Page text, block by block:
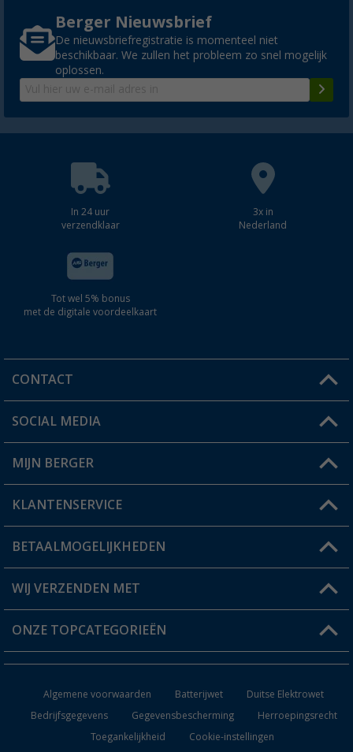
Berger Nieuwsbrief
De nieuwsbriefregistratie is momenteel niet
beschikbaar. We zullen het probleem zo snel mogelijk
oplossen.
In 24 uur
verzendklaar
3x in
Nederland
Tot wel 5% bonus
met de digitale voordeelkaart
CONTACT
Een vraag?
Winkel vinden
SOCIAL MEDIA
MIJN BERGER
Mijn account
Status bestelling
Verlanglijstje
KLANTENSERVICE
FAQ & Contact
Verzendinformatie
Catalogus
BETAALMOGELIJKHEDEN
WIJ VERZENDEN MET
ONZE TOPCATEGORIEËN
Campingmeubilair
Algemene voorwaarden Batterijwet
Duitse Elektrowet
Bedrijfsgegevens
Gegevensbescherming
Herroepingsrecht
Toegankelijkheid
Cookie-instellingen